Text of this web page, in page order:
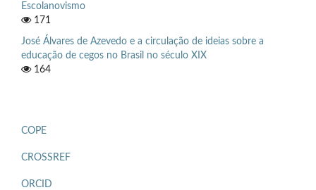
Escolanovismo
171
José Álvares de Azevedo e a circulação de ideias sobre a
educação de cegos no Brasil no século XIX
164
COPE
CROSSREF
ORCID